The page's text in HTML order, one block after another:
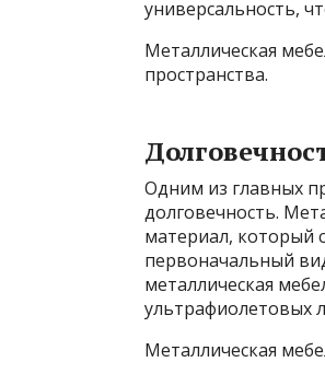
универсальность,
Металлическая
пространства.
Одним из главных
долговечность.
материал, который
первоначальный
металлическая
ультрафиолетовых
Металлическая